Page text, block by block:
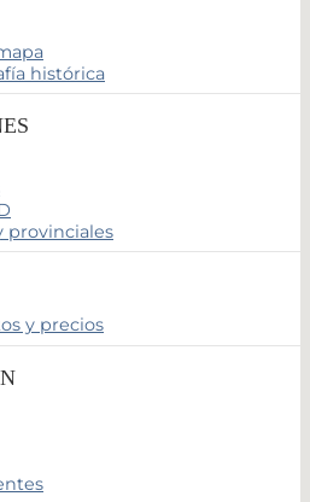
histórica
provinciales
y precios